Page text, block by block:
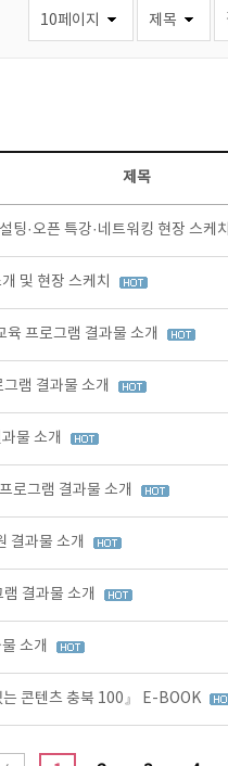
제목
·오픈 특강·네트워킹 현장 스케치
및 현장 스케치
프로그램 결과물 소개
램 결과물 소개
물 소개
로그램 결과물 소개
결과물 소개
결과물 소개
소개
콘텐츠 충북 100』 E-BOOK